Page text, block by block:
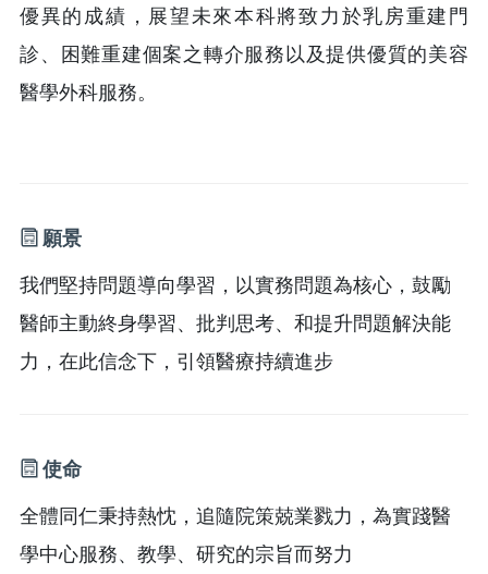
優異的成績，展望未來本科將致力於乳房重建門
診、困難重建個案之轉介服務以及提供優質的美容
醫學外科服務。
願景
我們堅持問題導向學習，以實務問題為核心，鼓勵
醫師主動終身學習、批判思考、和提升問題解決能
力，在此信念下，引領醫療持續進步
使命
全體同仁秉持熱忱，追隨院策兢業戮力，為實踐醫
學中心服務、教學、研究的宗旨而努力